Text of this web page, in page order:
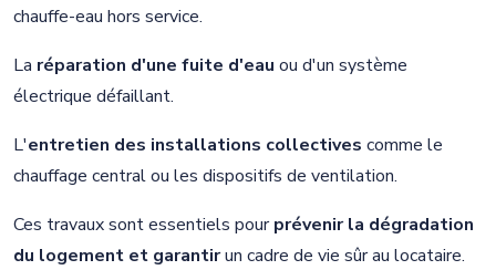
chauffe-eau hors service.
La réparation d'une fuite d'eau ou d'un système
électrique défaillant.
L'entretien des installations collectives comme le
chauffage central ou les dispositifs de ventilation.
Ces travaux sont essentiels pourprévenir la dégradation
du logement et garantirun cadre de vie sûr au locataire.